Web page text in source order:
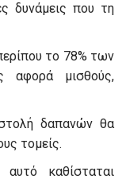
δυνάμεις που τη
το 78% των
αφορά μισθούς,
δαπανών θα
τομείς.
καθίσταται